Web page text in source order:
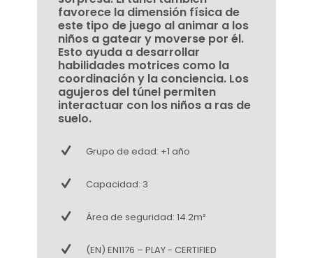
favorece la dimensión física de
este tipo de juego al animar a los
niños a gatear y moverse por él.
Esto ayuda a desarrollar
habilidades motrices como la
coordinación y la conciencia. Los
agujeros del túnel permiten
interactuar con los niños a ras de
suelo.
Grupo de edad: +1 año
Capacidad: 3
Área de seguridad: 14.2m²
(EN) EN1176 – PLAY - CERTIFIED